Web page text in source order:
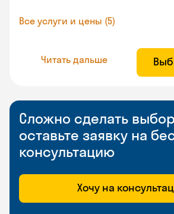
Все услуги и цены (5)
Читать дальше
Сложно сделать
оставьте заявку на
консультацию
Хочу на